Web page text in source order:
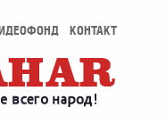
КОНТАКТ